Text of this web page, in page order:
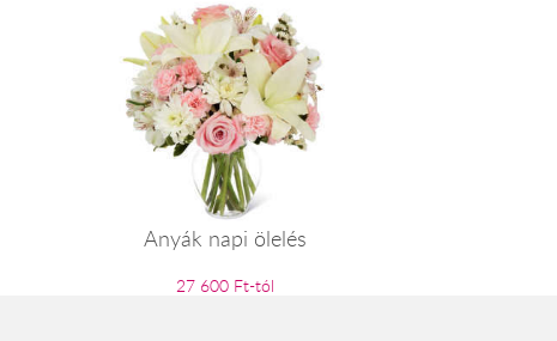
Anyák napi ölelés
27 600 Ft-tól